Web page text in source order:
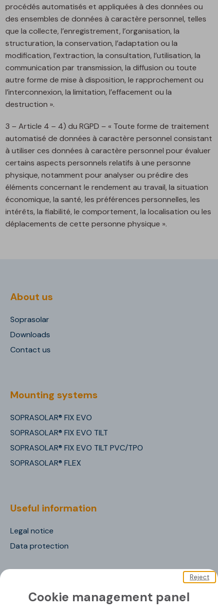
procédés automatisés et appliquées à des données ou
des ensembles de données à caractère personnel, telles
que la collecte, l’enregistrement, l’organisation, la
structuration, la conservation, l’adaptation ou la
modification, l’extraction, la consultation, l’utilisation, la
communication par transmission, la diffusion ou toute
autre forme de mise à disposition, le rapprochement ou
l’interconnexion, la limitation, l’effacement ou la
destruction ».
3 – Article 4 – 4) du RGPD – « Toute forme de traitement
automatisé de données à caractère personnel consistant
à utiliser ces données à caractère personnel pour évaluer
certains aspects personnels relatifs à une personne
physique, notamment pour analyser ou prédire des
éléments concernant le rendement au travail, la situation
économique, la santé, les préférences personnelles, les
intérêts, la fiabilité, le comportement, la localisation ou les
déplacements de cette personne physique ».
About us
Soprasolar
Downloads
Contact us
Mounting systems
SOPRASOLAR® FIX EVO
SOPRASOLAR® FIX EVO TILT
SOPRASOLAR® FIX EVO TILT PVC/TPO
SOPRASOLAR® FLEX
Useful information
Legal notice
Data protection
Cookie management panel
Reject